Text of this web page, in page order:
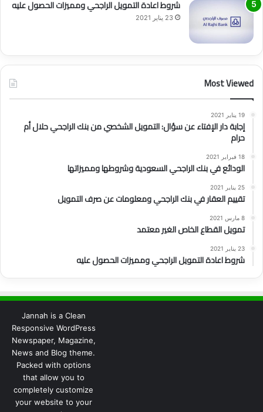
شروط اعادة التمويل الراجحي ومميزات الحصول عليه
23 يناير 2021
Most Viewed
19 يناير 2021
إجابة دار الإفتاء عن سؤال: التمويل الشخصي من بنك الراجحي حلال أم
حرام
18 فبراير 2021
الودائع في بنك الراجحي السعودية وشروطها ومميزاتها
25 يناير 2021
تقييم العقار في بنك الراجحي ومعلومات عن صرف التمويل
8 مارس 2021
تمويل القطاع الخاص الغير معتمد
23 يناير 2021
شروط اعادة التمويل الراجحي ومميزات الحصول عليه
Jannah is a Clean
Responsive WordPress
Newspaper, Magazine,
News and Blog theme.
Packed with options
that allow you to
completely customize
your website to your